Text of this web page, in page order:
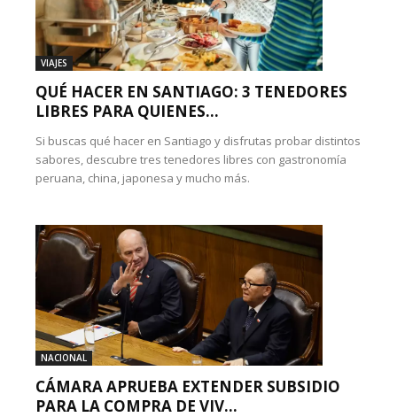
VIAJES
QUÉ HACER EN SANTIAGO: 3 TENEDORES
LIBRES PARA QUIENES...
Si buscas qué hacer en Santiago y disfrutas probar distintos
sabores, descubre tres tenedores libres con gastronomía
peruana, china, japonesa y mucho más.
NACIONAL
CÁMARA APRUEBA EXTENDER SUBSIDIO
PARA LA COMPRA DE VIV...